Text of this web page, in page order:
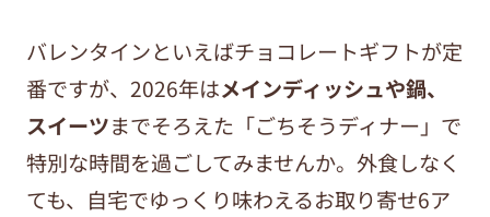
バレンタインといえばチョコレートギフトが定
番ですが、2026年はメインディッシュや鍋、
スイーツまでそろえた「ごちそうディナー」で
特別な時間を過ごしてみませんか。外食しなく
ても、自宅でゆっくり味わえるお取り寄せ6ア